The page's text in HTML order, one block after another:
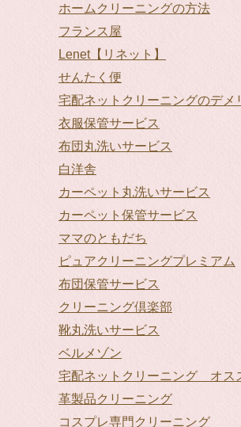
ホームクリーニングの方法
フランス屋
Lenet【リネット】
せんたく便
宅配ネットクリーニングのデメ
衣服保管サービス
布団丸洗いサービス
白洋舎
カーペット丸洗いサービス
カーペット保管サービス
ママのともだち
ピュアクリーニングプレミアム
布団保管サービス
クリーニング倶楽部
靴丸洗いサービス
ベルメゾン
宅配ネットクリーニング オス
革製品クリーニング
コスプレ専門クリーニング